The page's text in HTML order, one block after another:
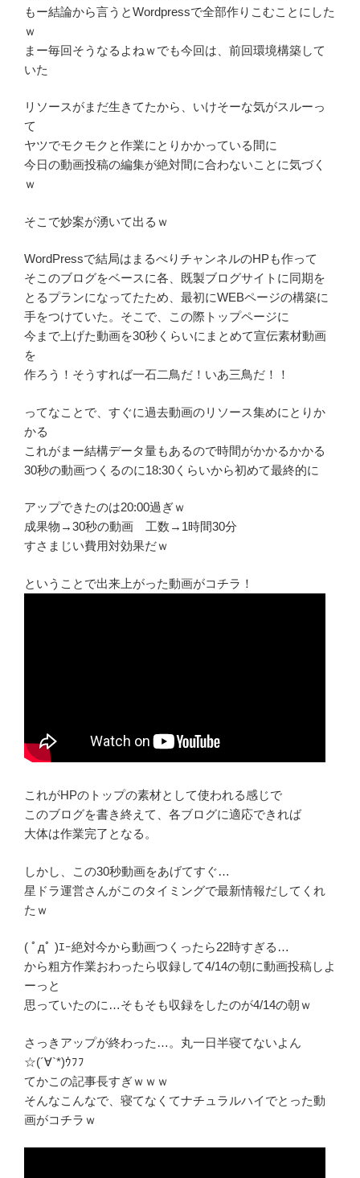
もー結論から言うとWordpressで全部作りこむことにした
ｗ
まー毎回そうなるよねｗでも今回は、前回環境構築して
いた
リソースがまだ生きてたから、いけそーな気がスルーっ
て
ヤツでモクモクと作業にとりかかっている間に
今日の動画投稿の編集が絶対間に合わないことに気づく
ｗ
そこで妙案が湧いて出るｗ
WordPressで結局はまるべりチャンネルのHPも作って
そこのブログをベースに各、既製ブログサイトに同期を
とるプランになってたため、最初にWEBページの構築に
手をつけていた。そこで、この際トップページに
今まで上げた動画を30秒くらいにまとめて宣伝素材動画
を
作ろう！そうすれば一石二鳥だ！いあ三鳥だ！！
ってなことで、すぐに過去動画のリソース集めにとりか
かる
これがまー結構データ量もあるので時間がかかるかかる
30秒の動画つくるのに18:30くらいから初めて最終的に
アップできたのは20:00過ぎｗ
成果物→30秒の動画 工数→1時間30分
すさまじい費用対効果だｗ
ということで出来上がった動画がコチラ！
これがHPのトップの素材として使われる感じで
このブログを書き終えて、各ブログに適応できれば
大体は作業完了となる。
しかし、この30秒動画をあげてすぐ…
星ドラ運営さんがこのタイミングで最新情報だしてくれ
たｗ
( ﾟдﾟ )ｴｰ絶対今から動画つくったら22時すぎる…
から粗方作業おわったら収録して4/14の朝に動画投稿しよ
ーっと
思っていたのに…そもそも収録をしたのが4/14の朝ｗ
さっきアップが終わった…。丸一日半寝てないよん
☆(´∀`*)ｳﾌﾌ
てかこの記事長すぎｗｗｗ
そんなこんなで、寝てなくてナチュラルハイでとった動
画がコチラｗ